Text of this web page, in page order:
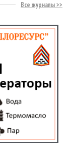
Все журналы